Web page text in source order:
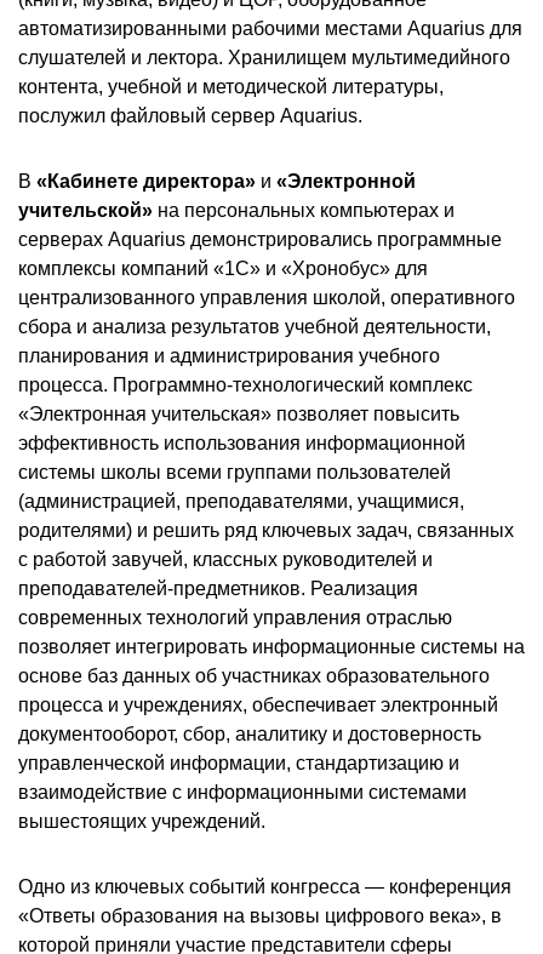
автоматизированными рабочими местами Aquarius для
слушателей и лектора. Хранилищем мультимедийного
контента, учебной и методической литературы,
послужил файловый сервер Aquarius.
В «Кабинете директора» и «Электронной
учительской» на персональных компьютерах и
серверах Aquarius демонстрировались программные
комплексы компаний «1С» и «Хронобус» для
централизованного управления школой, оперативного
сбора и анализа результатов учебной деятельности,
планирования и администрирования учебного
процесса. Программно-технологический комплекс
«Электронная учительская» позволяет повысить
эффективность использования информационной
системы школы всеми группами пользователей
(администрацией, преподавателями, учащимися,
родителями) и решить ряд ключевых задач, связанных
с работой завучей, классных руководителей и
преподавателей-предметников. Реализация
современных технологий управления отраслью
позволяет интегрировать информационные системы на
основе баз данных об участниках образовательного
процесса и учреждениях, обеспечивает электронный
документооборот, сбор, аналитику и достоверность
управленческой информации, стандартизацию и
взаимодействие с информационными системами
вышестоящих учреждений.
Одно из ключевых событий конгресса — конференция
«Ответы образования на вызовы цифрового века», в
которой приняли участие представители сферы